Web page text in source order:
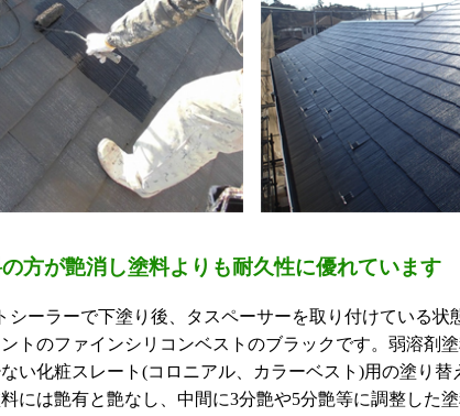
方が艶消し塗料よりも耐久性に優れています
シーラーで下塗り後、タスペーサーを取り付けている状
トのファインシリコンベストのブラックです。弱溶剤
ない化粧スレート(コロニアル、カラーベスト)用の塗り替
には艶有と艶なし、中間に3分艶や5分艶等に調整した